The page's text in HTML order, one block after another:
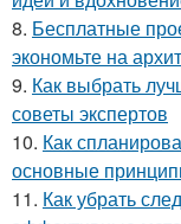
8. Бесплатные
экономьте на
9. Как выбрать
советы экспертов
10. Как
основные
11. Как убрать